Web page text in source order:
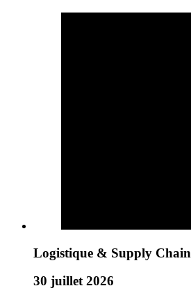
Logistique & Supply Chain
30 juillet 2026